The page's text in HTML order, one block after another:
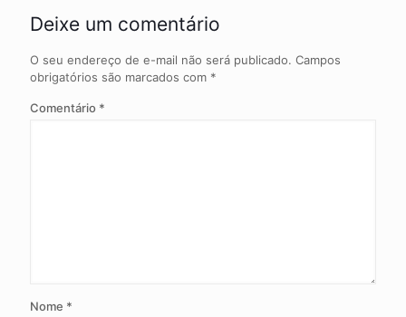
Deixe um comentário
O seu endereço de e-mail não será publicado. Campos
obrigatórios são marcados com *
Comentário *
Nome *